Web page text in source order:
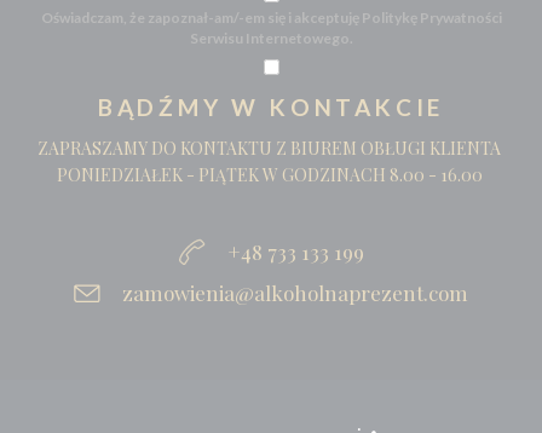
Oświadczam, że zapoznał-am/-em się i akceptuję Politykę Prywatności
Serwisu Internetowego.
BĄDŹMY W KONTAKCIE
ZAPRASZAMY DO KONTAKTU Z BIUREM OBŁUGI KLIENTA
PONIEDZIAŁEK - PIĄTEK W GODZINACH 8.00 - 16.00
+48 733 133 199
zamowienia@alkoholnaprezent.com